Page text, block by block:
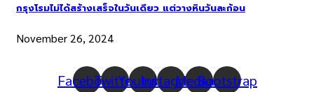
กรุงโรมไม่ได้สร้างเสร็จในวันเดียว แต่วางหินวันละก้อน
November 26, 2024
FacebookTwitterYoutubeInstagram
Medium
Bootstrap